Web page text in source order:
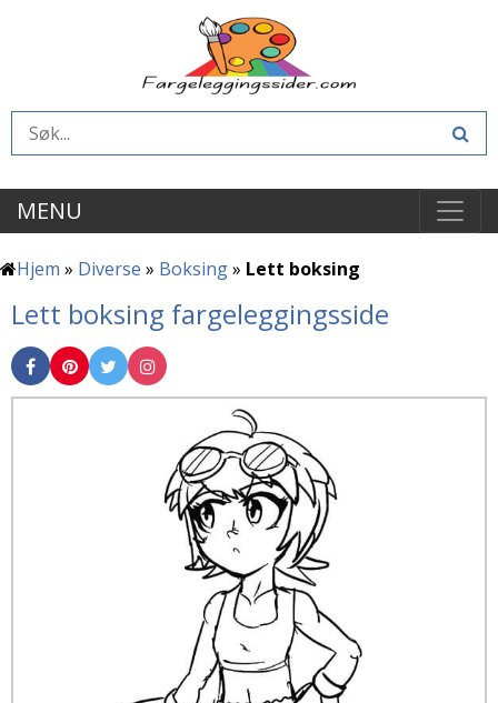
MENU
Hjem » Diverse » Boksing» Lett boksing
Lett boksing fargeleggingsside